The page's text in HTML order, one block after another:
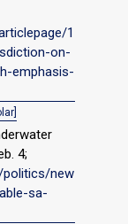
1
on-
emphasis-
4;
politics/new
sa-